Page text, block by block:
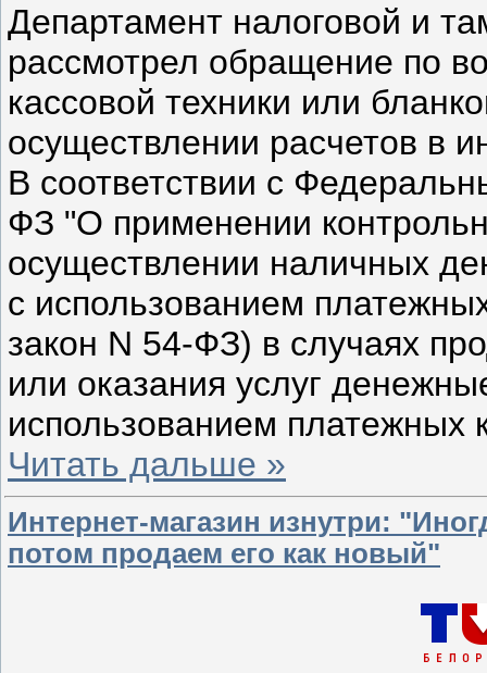
Департамент налоговой и
рассмотрел обращение по
кассовой техники или
осуществлении расчетов в
В соответствии с
ФЗ "О применении
осуществлении наличных
с использованием
закон N 54-ФЗ) в случаях
или оказания услуг
использованием платежных
Читать дальше »
Интернет-магазин изнутри:
потом продаем его как новый"